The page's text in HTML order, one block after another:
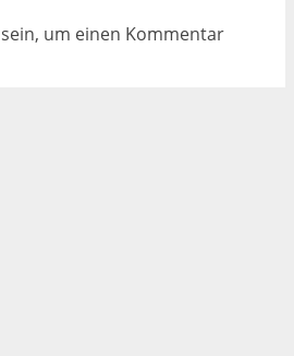
sein, um einen Kommentar